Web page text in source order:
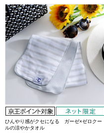
ひんやり感がクセになる ガーゼ×ゼロクー
ルの涼やかタオル